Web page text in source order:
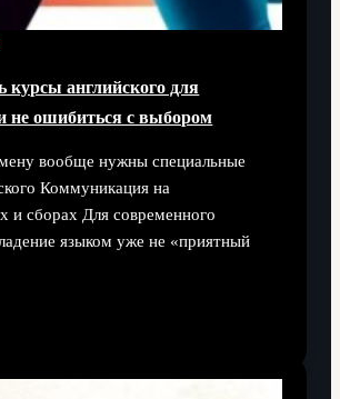
курсы английского для
не ошибиться с выбором
вообще нужны специальные
Коммуникация на
и сборах Для современного
языком уже не «приятный